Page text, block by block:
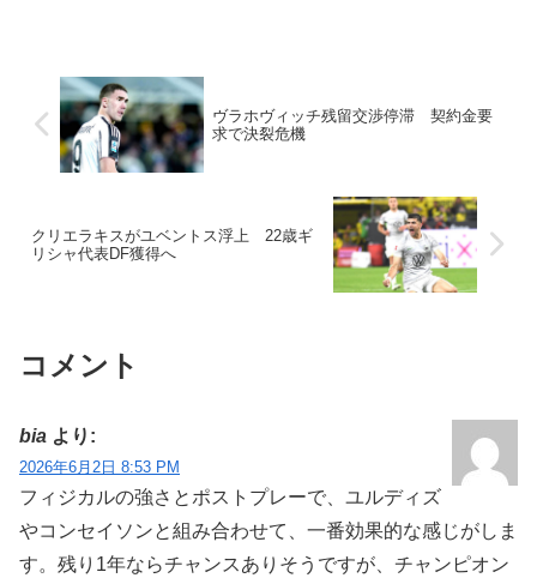
ヴラホヴィッチ残留交渉停滞 契約金要
求で決裂危機
クリエラキスがユベントス浮上 22歳ギ
リシャ代表DF獲得へ
コメント
bia より:
2026年6月2日 8:53 PM
フィジカルの強さとポストプレーで、ユルディズ
やコンセイソンと組み合わせて、一番効果的な感じがしま
す。残り1年ならチャンスありそうですが、チャンピオン